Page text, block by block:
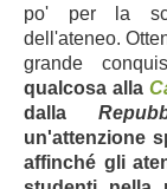
po' per la
dell'ateneo.
grande
qualcosa alla
dalla
un'attenzione
affinché gli